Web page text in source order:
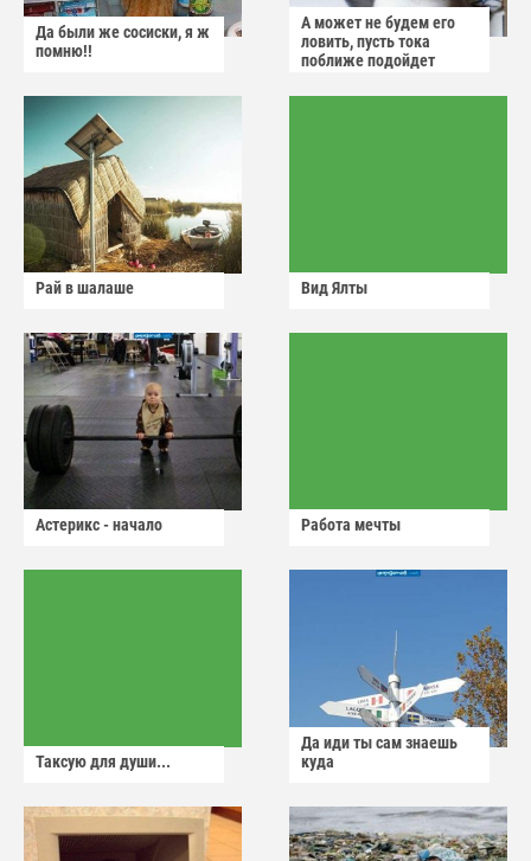
Да были же сосиски, я ж
помню!!
А может не будем его
ловить, пусть тока
поближе подойдет
Рай в шалаше Вид Ялты
Астерикс - начало Работа мечты
Таксую для души...
Да иди ты сам знаешь
куда